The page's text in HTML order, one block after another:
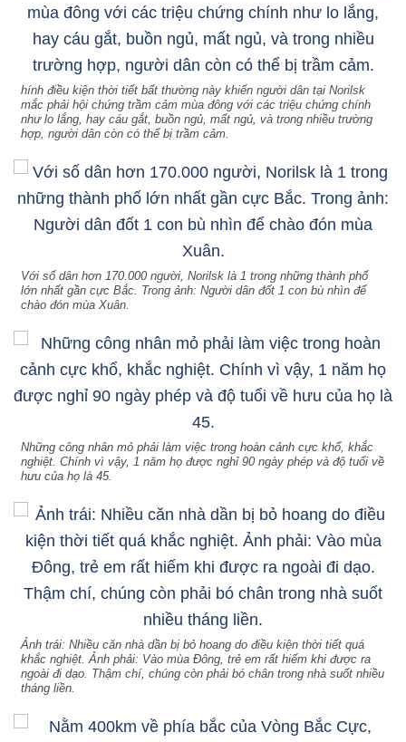
hính điều kiện thời tiết bất thường này khiến người dân tại Norilsk
mắc phải hội chứng trầm cảm mùa đông với các triệu chứng chính
như lo lắng, hay cáu gắt, buồn ngủ, mất ngủ, và trong nhiều trường
hợp, người dân còn có thể bị trầm cảm.
Với số dân hơn 170.000 người, Norilsk là 1 trong những thành phố
lớn nhất gần cực Bắc. Trong ảnh: Người dân đốt 1 con bù nhìn để
chào đón mùa Xuân.
Những công nhân mỏ phải làm việc trong hoàn cảnh cực khổ, khắc
nghiệt. Chính vì vậy, 1 năm họ được nghỉ 90 ngày phép và độ tuổi về
hưu của họ là 45.
Ảnh trái: Nhiều căn nhà dần bị bỏ hoang do điều kiện thời tiết quá
khắc nghiệt. Ảnh phải: Vào mùa Đông, trẻ em rất hiếm khi được ra
ngoài đi dạo. Thậm chí, chúng còn phải bó chân trong nhà suốt nhiều
tháng liền.